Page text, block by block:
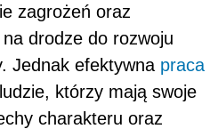
zagrożeń oraz
drodze do rozwoju
Jednak efektywna praca
którzy mają swoje
charakteru oraz